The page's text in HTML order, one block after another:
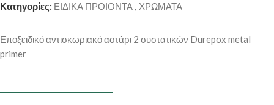
Κατηγορίες: ΕΙΔΙΚΑ ΠΡΟΙΟΝΤΑ, ΧΡΩΜΑΤΑ
Εποξειδικό αντισκωριακό αστάρι 2 συστατικών Durepox metal
primer